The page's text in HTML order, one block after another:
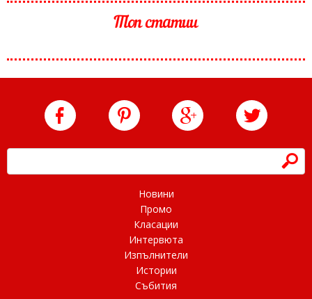
Топ статии
h
Новини
Промо
Класации
Интервюта
Изпълнители
Истории
Събития